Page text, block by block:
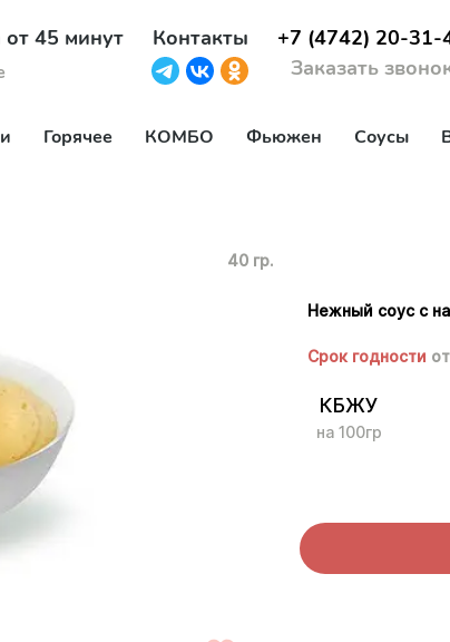
от 45 минут Контакты
+7 (4742) 20-31-
Заказать
Горячее КОМБО Фьюжен Соусы
40 гр.
Нежный соус с
Срок годности
КБЖУ
на 100гр